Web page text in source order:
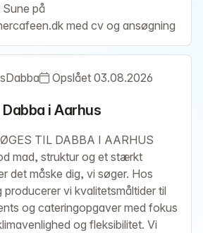
på
med cv og ansøgning
Dabba Opslået 03.08.2026
i Aarhus
TIL DABBA I AARHUS
mad, struktur og et stærkt
det måske dig, vi søger. Hos
producerer vi kvalitetsmåltider til
og cateringopgaver med fokus
og fleksibilitet. Vi